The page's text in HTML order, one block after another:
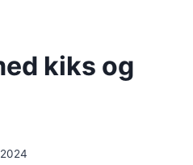
kiks og